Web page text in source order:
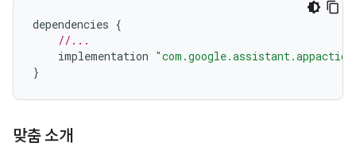
dependencies {
//...
implementation
}
맞춤 소개